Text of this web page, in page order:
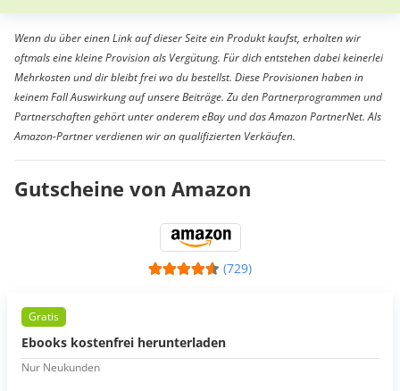
Wenn du über einen Link auf dieser Seite ein Produkt kaufst, erhalten wir
oftmals eine kleine Provision als Vergütung. Für dich entstehen dabei keinerlei
Mehrkosten und dir bleibt frei wo du bestellst. Diese Provisionen haben in
keinem Fall Auswirkung auf unsere Beiträge. Zu den Partnerprogrammen und
Partnerschaften gehört unter anderem eBay und das Amazon PartnerNet. Als
Amazon-Partner verdienen wir an qualifizierten Verkäufen.
Gutscheine von Amazon
(729)
Gratis
Ebooks kostenfrei herunterladen
Nur Neukunden